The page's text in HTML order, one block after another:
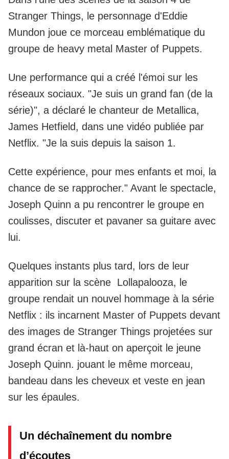
Stranger Things, le personnage d'Eddie
Mundon joue ce morceau emblématique du
groupe de heavy metal Master of Puppets.
Une performance qui a créé l'émoi sur les
réseaux sociaux. "Je suis un grand fan (de la
série)", a déclaré le chanteur de Metallica,
James Hetfield, dans une vidéo publiée par
Netflix. "Je la suis depuis la saison 1.
Cette expérience, pour mes enfants et moi, la
chance de se rapprocher." Avant le spectacle,
Joseph Quinn a pu rencontrer le groupe en
coulisses, discuter et pavaner sa guitare avec
lui.
Quelques instants plus tard, lors de leur
apparition sur la scène Lollapalooza, le
groupe rendait un nouvel hommage à la série
Netflix : ils incarnent Master of Puppets devant
des images de Stranger Things projetées sur
grand écran et là-haut on aperçoit le jeune
Joseph Quinn. jouant le même morceau,
bandeau dans les cheveux et veste en jean
sur les épaules.
Un déchaînement du nombre
d’écoutes